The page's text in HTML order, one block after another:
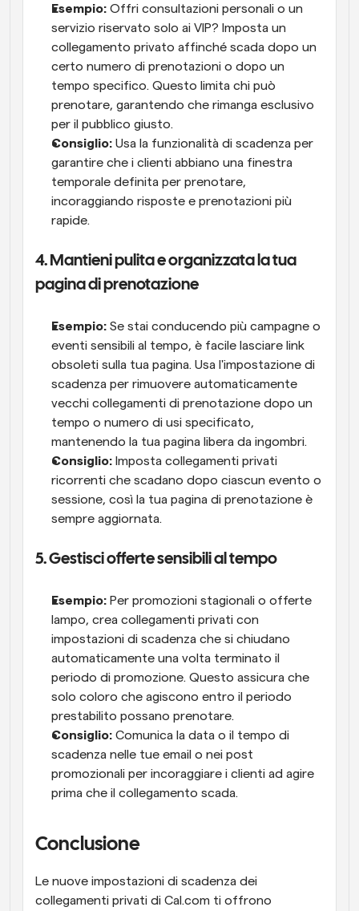
Esempio: Offri consultazioni personali o un
servizio riservato solo ai VIP? Imposta un
collegamento privato affinché scada dopo un
certo numero di prenotazioni o dopo un
tempo specifico. Questo limita chi può
prenotare, garantendo che rimanga esclusivo
per il pubblico giusto.
Consiglio: Usa la funzionalità di scadenza per
garantire che i clienti abbiano una finestra
temporale definita per prenotare,
incoraggiando risposte e prenotazioni più
rapide.
4. Mantieni pulita e organizzata la tua
pagina di prenotazione
Esempio: Se stai conducendo più campagne o
eventi sensibili al tempo, è facile lasciare link
obsoleti sulla tua pagina. Usa l'impostazione di
scadenza per rimuovere automaticamente
vecchi collegamenti di prenotazione dopo un
tempo o numero di usi specificato,
mantenendo la tua pagina libera da ingombri.
Consiglio: Imposta collegamenti privati
ricorrenti che scadano dopo ciascun evento o
sessione, così la tua pagina di prenotazione è
sempre aggiornata.
5. Gestisci offerte sensibili al tempo
Esempio: Per promozioni stagionali o offerte
lampo, crea collegamenti privati con
impostazioni di scadenza che si chiudano
automaticamente una volta terminato il
periodo di promozione. Questo assicura che
solo coloro che agiscono entro il periodo
prestabilito possano prenotare.
Consiglio: Comunica la data o il tempo di
scadenza nelle tue email o nei post
promozionali per incoraggiare i clienti ad agire
prima che il collegamento scada.
Conclusione
Le nuove impostazioni di scadenza dei
collegamenti privati di Cal.com ti offrono